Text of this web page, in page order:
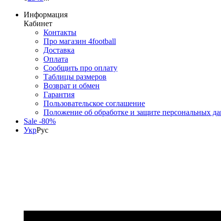
Информация
Кабинет
Контакты
Про магазин 4football
Доставка
Оплата
Сообщить про оплату
Таблицы размеров
Возврат и обмен
Гарантия
Пользовательское соглашение
Положение об обработке и защите персональных
Sale -80%
УкрРус